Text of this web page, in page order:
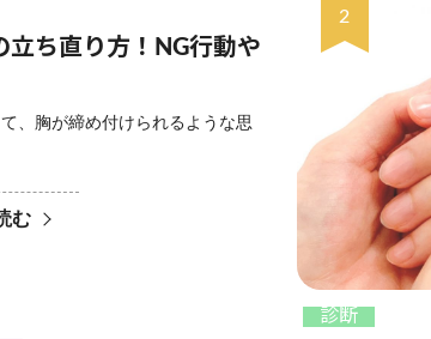
ち直り方！NG行動や
、胸が締め付けられるような思
む
診断